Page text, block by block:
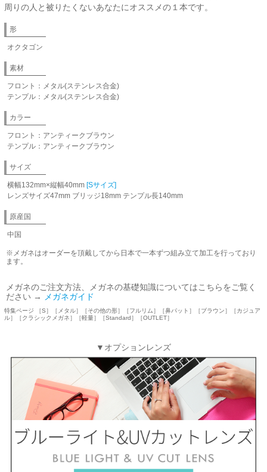
周りの人と被りたくないあなたにオススメの１本です。
形
オクタゴン
素材
フロント：メタル(ステンレス合金)
テンプル：メタル(ステンレス合金)
カラー
フロント：アンティークブラウン
テンプル：アンティークブラウン
サイズ
横幅132mm×縦幅40mm [Sサイズ]
レンズサイズ47mm ブリッジ18mm テンプル長140mm
原産国
中国
※メガネはオーダーを頂戴してから日本で一本ずつ組み立て加工を行っており
ます。
メガネのご注文方法、メガネの基礎知識についてはこちらをご覧く
ださい →
メガネガイド
特集ページ ［S］［メタル］［その他の形］［フルリム］［鼻パット］［ブラウン］［カジュア
ル］［クラシックメガネ］［軽量］［Standard］［OUTLET］
▼オプションレンズ